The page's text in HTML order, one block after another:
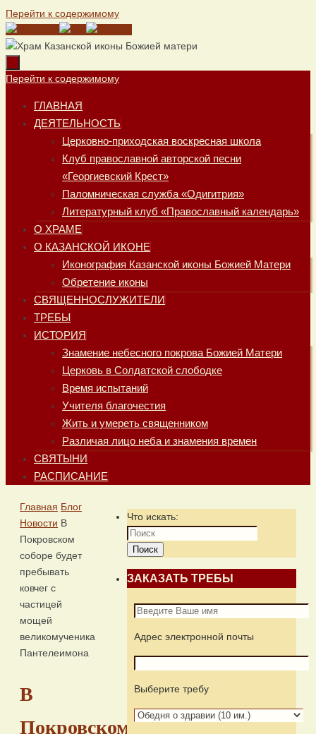
Перейти к содержимому
Перейти к содержимому
ГЛАВНАЯ
ДЕЯТЕЛЬНОСТЬ
Церковно-приходская воскресная школа
Клуб православной авторской песни
«Георгиевский Крест»
Паломническая служба «Одигитрия»
Литературный клуб «Православный календарь»
О ХРАМЕ
О КАЗАНСКОЙ ИКОНЕ
Иконография Казанской иконы Божией Матери
Обретение иконы
СВЯЩЕННОСЛУЖИТЕЛИ
ТРЕБЫ
ИСТОРИЯ
Знамение небесного покрова Божией Матери
Церковь в Солдатской слободке
Время испытаний
Учителя благочестия
Жить и умереть священником
Различая лицо неба и знамения времен
СВЯТЫНИ
РАСПИСАНИЕ
Главная Блог
Новости В
Покровском
соборе будет
пребывать
ковчег с
частицей
мощей
великомученика
Пантелеимона
В
Покровском
Что искать:
Поиск
ЗАКАЗАТЬ ТРЕБЫ
Адрес электронной почты
Выберите требу